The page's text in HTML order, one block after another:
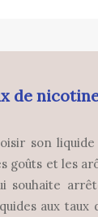
de
son
goûts et les
souhaite
aux taux